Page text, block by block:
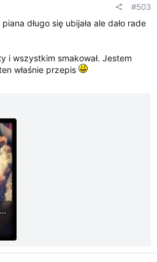
#503
długo się ubijała ale dało rade
i wszystkim smakował. Jestem
właśnie przepis
999071_10201135583985077_1969798277_n.jpg